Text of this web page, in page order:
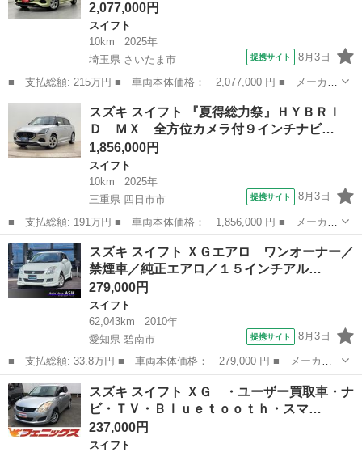
2,077,000円
スイフト
10km
2025年
埼玉県 さいたま市
提携サイト 8月3日
■ 支払総額: 215万円 ■ 車両本体価格： 2,077,000 円 ■ メーカー
名： スズキ ■ 車種名： スイフト ■ グレード名： 『夏得総力
祭』 ＨＹＢＲＩＤ ＭＸ 全方位ナビ 衝突軽減Ｓ オートライ
ト Ｂｌｕｅ...
埼玉 さいたま市 スイフト
スズキ スイフト 『夏得総力祭』ＨＹＢＲＩ
Ｄ ＭＸ 全方位カメラ付９インチナビ…
1,856,000円
スイフト
10km
2025年
三重県 四日市市
提携サイト 8月3日
■ 支払総額: 191万円 ■ 車両本体価格： 1,856,000 円 ■ メーカー
名： スズキ ■ 車種名： スイフト ■ グレード名： 『夏得総力
祭』ＨＹＢＲＩＤ ＭＸ 全方位カメラ付９インチナビ オートライ
ト Ｂｌｕ...
三重 四日市市 スイフト
スズキ スイフト ＸＧエアロ ワンオーナー／
禁煙車／純正エアロ／１５インチアル…
279,000円
スイフト
62,043km
2010年
愛知県 碧南市
提携サイト 8月3日
■ 支払総額: 33.8万円 ■ 車両本体価格： 279,000 円 ■ メーカー
名： スズキ ■ 車種名： スイフト ■ グレード名： ＸＧエア
ロ ワンオーナー／禁煙車／純正エアロ／１５インチアルミ／スマー
トキー／メモリ...
愛知 碧南市 スイフト
スズキ スイフト ＸＧ ・ユーザー買取車・ナ
ビ・ＴＶ・Ｂｌｕｅｔｏｏｔｈ・スマ…
237,000円
スイフト